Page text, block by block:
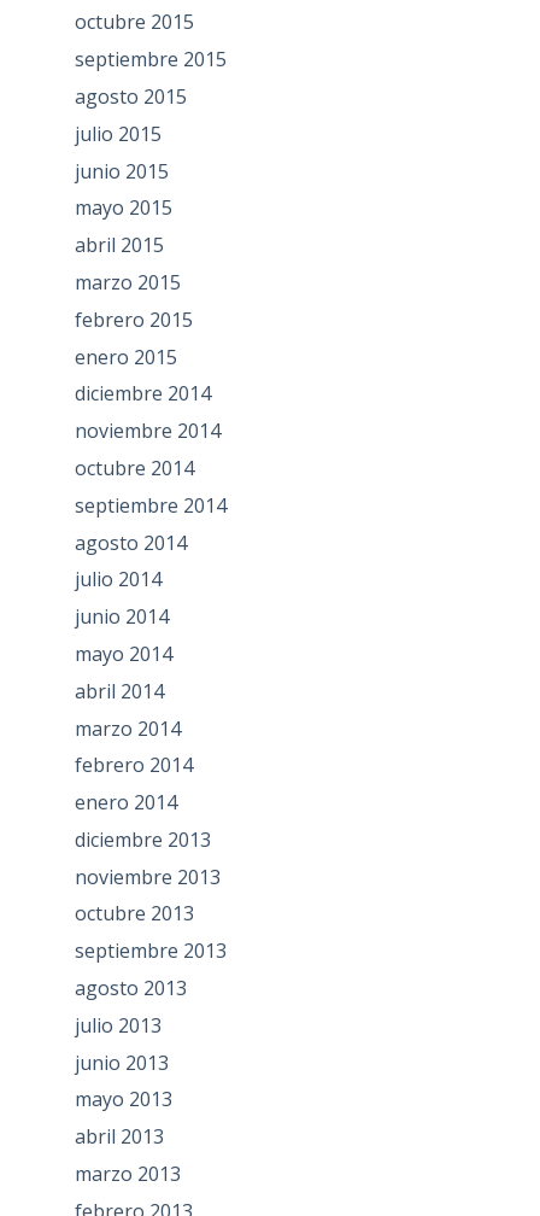
octubre 2015
septiembre 2015
agosto 2015
julio 2015
junio 2015
mayo 2015
abril 2015
marzo 2015
febrero 2015
enero 2015
diciembre 2014
noviembre 2014
octubre 2014
septiembre 2014
agosto 2014
julio 2014
junio 2014
mayo 2014
abril 2014
marzo 2014
febrero 2014
enero 2014
diciembre 2013
noviembre 2013
octubre 2013
septiembre 2013
agosto 2013
julio 2013
junio 2013
mayo 2013
abril 2013
marzo 2013